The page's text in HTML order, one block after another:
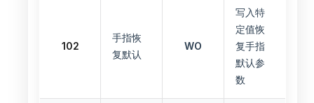
102
手指恢
复默认
WO
写入特
定值恢
复手指
默认参
数